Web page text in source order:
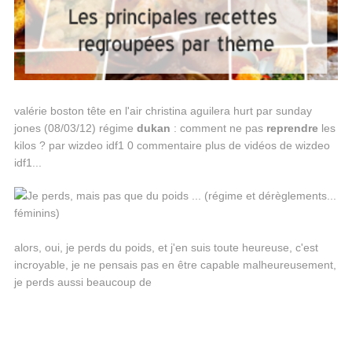
valérie boston tête en l'air christina aguilera hurt par sunday
jones (08/03/12) régime dukan : comment ne pas reprendreles
kilos ? par wizdeo idf1 0 commentaire plus de vidéos de wizdeo
idf1...
alors, oui, je perds du poids, et j'en suis toute heureuse, c'est
incroyable, je ne pensais pas en être capable malheureusement,
je perds aussi beaucoup de